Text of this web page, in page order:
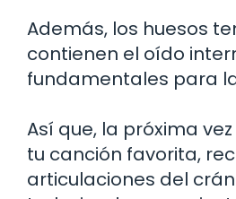
Además, los huesos
contienen el oído
fundamentales para
Así que, la próxima
tu canción favorita,
articulaciones del